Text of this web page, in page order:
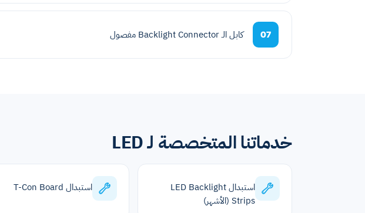
07 كابل الـ Backlight Connector مفصول
خدماتنا المتخصصة لـ LED
استبدال LED Backlight
Strips (الأشهر)
استبدال T-Con Board